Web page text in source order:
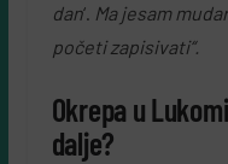
dan‘. Ma jesam
početi zapisivati“.
Okrepa u
dalje?